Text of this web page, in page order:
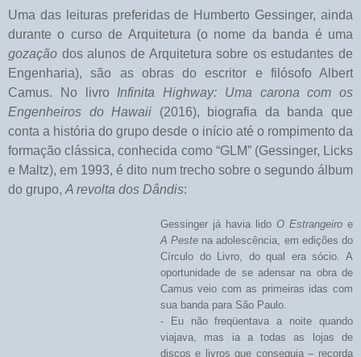
Uma das leituras preferidas de Humberto Gessinger, ainda
durante o curso de Arquitetura (o nome da banda é uma
gozação dos alunos de Arquitetura sobre os estudantes de
Engenharia), são as obras do escritor e filósofo Albert
Camus. No livro Infinita Highway: Uma carona com os
Engenheiros do Hawaii (2016), biografia da banda que
conta a história do grupo desde o início até o rompimento da
formação clássica, conhecida como “GLM” (Gessinger, Licks
e Maltz), em 1993, é dito num trecho sobre o segundo álbum
do grupo, A revolta dos Dândis:
Gessinger já havia lido O Estrangeiro e
A Peste na adolescência, em edições do
Círculo do Livro, do qual era sócio. A
oportunidade de se adensar na obra de
Camus veio com as primeiras idas com
sua banda para São Paulo.
- Eu não freqüentava a noite quando
viajava, mas ia a todas as lojas de
discos e livros que conseguia – recorda